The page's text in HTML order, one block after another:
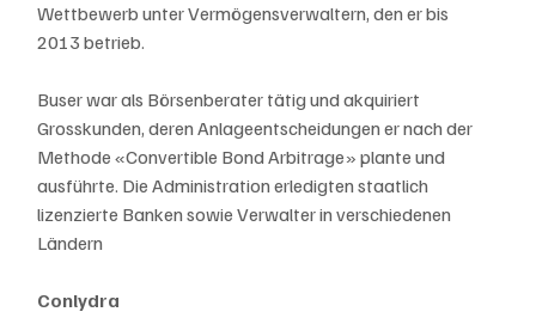
Wettbewerb unter Vermögensverwaltern, den er bis
2013 betrieb.
Buser war als Börsenberater tätig und akquiriert
Grosskunden, deren Anlageentscheidungen er nach der
Methode «Convertible Bond Arbitrage» plante und
ausführte. Die Administration erledigten staatlich
lizenzierte Banken sowie Verwalter in verschiedenen
Ländern
Conlydra